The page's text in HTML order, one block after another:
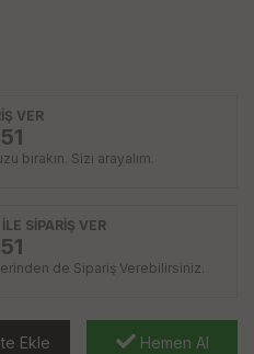
VER
bırakın. Sizi arayalım.
SİPARİŞ VER
de Sipariş Verebilirsiniz.
Ekle Hemen Al